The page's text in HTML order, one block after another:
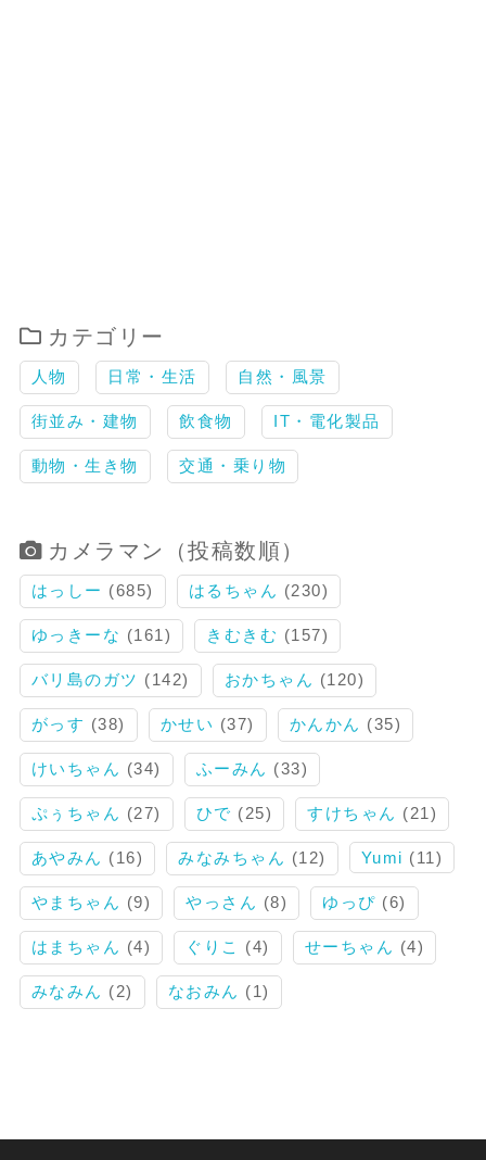
カテゴリー
人物 日常・生活 自然・風景
街並み・建物 飲食物 IT・電化製品
動物・生き物 交通・乗り物
カメラマン（投稿数順）
はっしー (685) はるちゃん (230)
ゆっきーな (161) きむきむ (157)
バリ島のガツ (142) おかちゃん (120)
がっす (38) かせい (37) かんかん (35)
けいちゃん (34) ふーみん (33)
ぷぅちゃん (27) ひで (25) すけちゃん (21)
あやみん (16) みなみちゃん (12) Yumi (11)
やまちゃん (9) やっさん (8) ゆっぴ (6)
はまちゃん (4) ぐりこ (4) せーちゃん (4)
みなみん (2) なおみん (1)